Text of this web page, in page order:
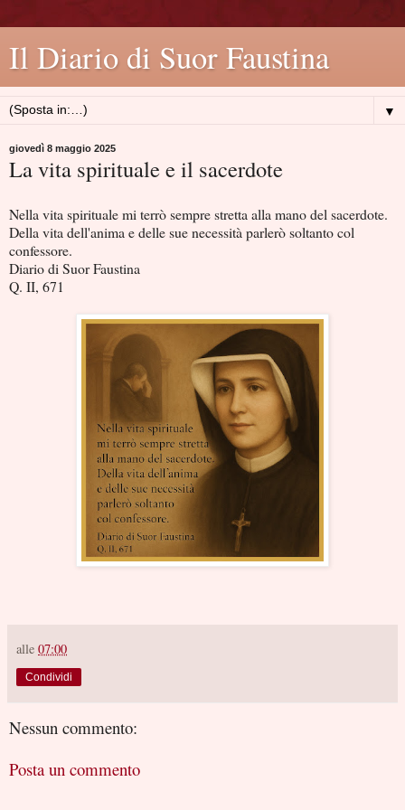
Il Diario di Suor Faustina
▼
giovedì 8 maggio 2025
La vita spirituale e il sacerdote
Nella vita spirituale mi terrò sempre stretta alla mano del sacerdote.
Della vita dell'anima e delle sue necessità parlerò soltanto col
confessore.
Diario di Suor Faustina
Q. II, 671
alle 07:00
Condividi
Nessun commento:
Posta un commento